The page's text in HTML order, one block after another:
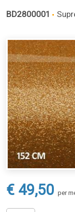
BD2800001
€ 49,50 per